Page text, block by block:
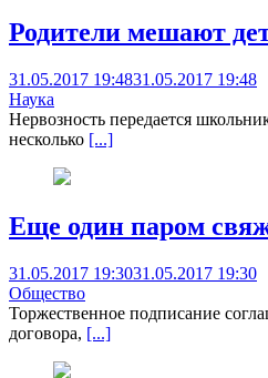
Родители мешают
31.05.2017 19:4831.05.2017 19:48
Наука
Нервозность передается
несколько [...]
Еще один паром
31.05.2017 19:3031.05.2017 19:30
Общество
Торжественное подписание
договора, [...]